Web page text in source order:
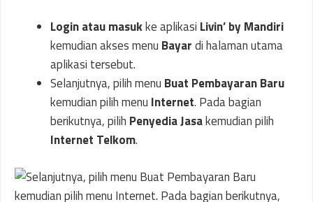
Login atau masukke aplikasi Livin’ by Mandiri
kemudian akses menu Bayardi halaman utama
aplikasi tersebut.
Selanjutnya, pilih menu Buat Pembayaran Baru
kemudian pilih menu Internet. Pada bagian
berikutnya, pilih Penyedia Jasakemudian pilih
Internet Telkom.